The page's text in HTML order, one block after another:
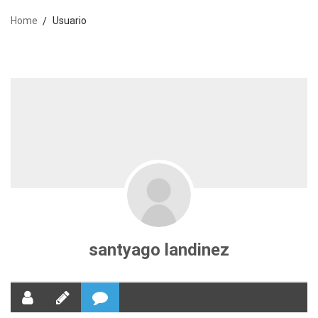
Home Usuario
santyago landinez